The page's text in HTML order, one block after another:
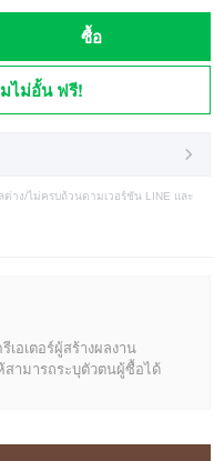
ซื้อ
ไม่อั้น ฟรี!
าง/ไม่ครบถ้วนตามเวอร์ชัน LINE และ
อเตอร์ผู้สร้างผลงาน
ามารถระบุตัวตนผู้ซื้อได้